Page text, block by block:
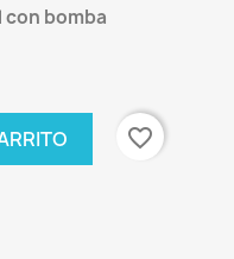
con bomba
favorite_border